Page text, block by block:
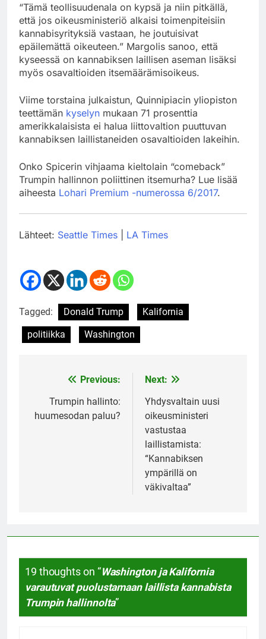
“Tämä teollisuudenala on kypsä ja niin pitkällä,
että jos oikeusministeriö alkaisi toimenpiteisiin
kannabisyrityksiä vastaan, he joutuisivat
epäilemättä oikeuteen.” Margolis sanoo, että
kyseessä on kannabiksen laillisen aseman lisäksi
myös osavaltioiden itsemäärämisoikeus.
Viime torstaina julkaistun, Quinnipiacin yliopiston
teettämän kyselyn mukaan 71 prosenttia
amerikkalaisista ei halua liittovaltion puuttuvan
kannabiksen laillistaneiden osavaltioiden lakeihin.
Onko Spicerin vihjaama kieltolain “comeback”
Trumpin hallinnon poliittinen itsemurha? Lue lisää
aiheesta Lohari Premium -numerossa 6/2017.
Lähteet: Seattle Times LA Times
Tagged: Donald Trump
Kalifornia
politiikka
Washington
navigation
Previous:
Trumpin hallinto:
huumesodan paluu?
Next:
Yhdysvaltain uusi
oikeusministeri
vastustaa
laillistamista:
“Kannabiksen
ympärillä on
väkivaltaa”
19 thoughts on “Washington ja Kalifornia
varautuvat puolustamaan laillista kannabista
Trumpin hallinnolta”